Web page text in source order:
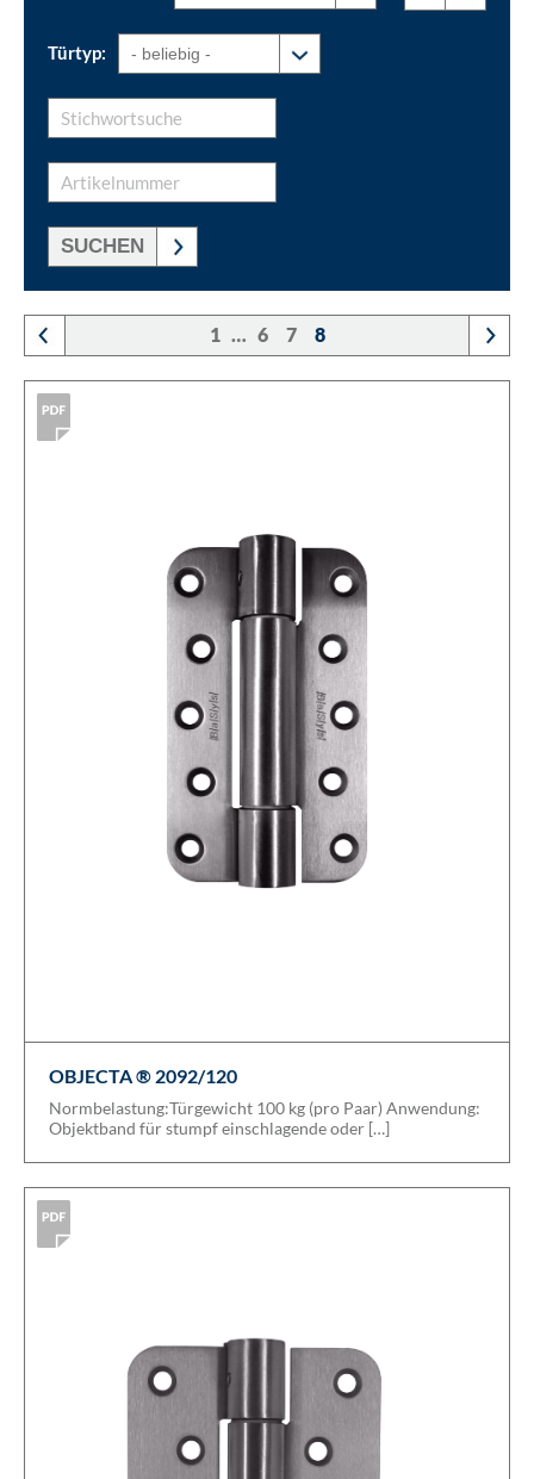
Türtyp:
SUCHEN
1 … 6 7 8
OBJECTA ® 2092/120
Normbelastung:Türgewicht 100 kg (pro Paar) Anwendung:
Objektband für stumpf einschlagende oder […]